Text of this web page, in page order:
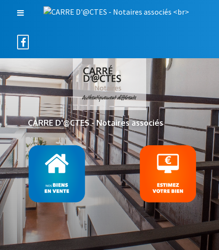
CARRE D'@CTES - Notaires associés